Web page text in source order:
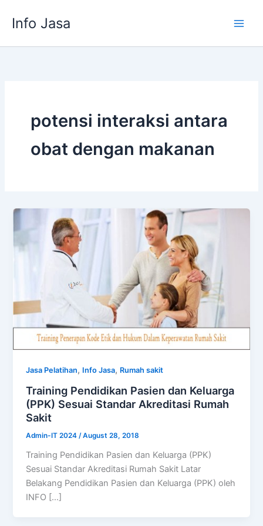
Info Jasa
potensi interaksi antara
obat dengan makanan
Jasa Pelatihan, Info Jasa, Rumah sakit
Training Pendidikan Pasien dan Keluarga
(PPK) Sesuai Standar Akreditasi Rumah
Sakit
Admin-IT 2024/August 28, 2018
Training Pendidikan Pasien dan Keluarga (PPK)
Sesuai Standar Akreditasi Rumah Sakit Latar
Belakang Pendidikan Pasien dan Keluarga (PPK) oleh
INFO […]